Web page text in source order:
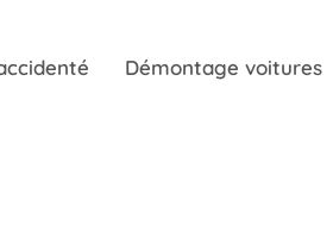
Démontage voitures